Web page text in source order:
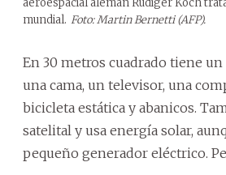
aeroespacial alemán Rudiger Koch
mundial. Foto: Martin Bernetti (AFP).
En 30 metros cuadrado tiene
una cama, un televisor, una
bicicleta estática y abanicos.
satelital y usa energía solar,
pequeño generador eléctrico.